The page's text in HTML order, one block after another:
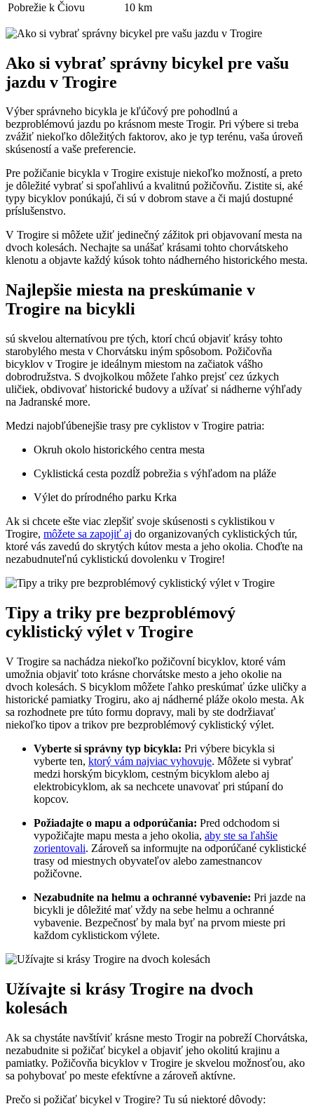
Pobrežie k Čiovu
10 km
Ako si vybrať správny bicykel pre vašu
jazdu v Trogire
Výber správneho bicykla je kľúčový pre pohodlnú a
bezproblémovú jazdu po krásnom meste Trogir. Pri výbere si treba
zvážiť niekoľko dôležitých faktorov, ako je typ terénu, vaša úroveň
skúseností a vaše preferencie.
Pre požičanie bicykla v Trogire existuje niekoľko možností, a preto
je dôležité vybrať si spoľahlivú a kvalitnú požičovňu. Zistite si, aké
typy bicyklov ponúkajú, či sú v dobrom stave a či majú dostupné
príslušenstvo.
V Trogire si môžete užiť jedinečný zážitok pri objavovaní mesta na
dvoch kolesách. Nechajte sa unášať krásami tohto chorvátskeho
klenotu a objavte každý kúsok tohto nádherného historického mesta.
Najlepšie miesta na preskúmanie v
Trogire na bicykli
sú skvelou alternatívou pre tých, ktorí chcú objaviť krásy tohto
starobylého mesta v Chorvátsku iným spôsobom. Požičovňa
bicyklov v Trogire je ideálnym miestom na začiatok vášho
dobrodružstva. S dvojkolkou môžete ľahko prejsť cez úzkych
uličiek, obdivovať historické budovy a užívať si nádherne výhľady
na Jadranské more.
Medzi najobľúbenejšie trasy pre cyklistov v Trogire patria:
Okruh okolo historického centra mesta
Cyklistická cesta pozdĺž pobrežia s výhľadom na pláže
Výlet do prírodného parku Krka
Ak si chcete ešte viac zlepšiť svoje skúsenosti s cyklistikou v
Trogire, môžete sa zapojiť aj do organizovaných cyklistických túr,
ktoré vás zavedú do skrytých kútov mesta a jeho okolia. Choďte na
nezabudnuteľnú cyklistickú dovolenku v Trogire!
Tipy a triky pre bezproblémový
cyklistický výlet v Trogire
V Trogire sa nachádza niekoľko požičovní bicyklov, ktoré vám
umožnia objaviť toto krásne chorvátske mesto a jeho okolie na
dvoch kolesách. S bicyklom môžete ľahko preskúmať úzke uličky a
historické pamiatky Trogiru, ako aj nádherné pláže okolo mesta. Ak
sa rozhodnete pre túto formu dopravy, mali by ste dodržiavať
niekoľko tipov a trikov pre bezproblémový cyklistický výlet.
Vyberte si správny typ bicykla: Pri výbere bicykla si
vyberte ten, ktorý vám najviac vyhovuje. Môžete si vybrať
medzi horským bicyklom, cestným bicyklom alebo aj
elektrobicyklom, ak sa nechcete unavovať pri stúpaní do
kopcov.
Požiadajte o mapu a odporúčania: Pred odchodom si
vypožičajte mapu mesta a jeho okolia, aby ste sa ľahšie
zorientovali. Zároveň sa informujte na odporúčané cyklistické
trasy od miestnych obyvateľov alebo zamestnancov
požičovne.
Nezabudnite na helmu a ochranné vybavenie: Pri jazde na
bicykli je dôležité mať vždy na sebe helmu a ochranné
vybavenie. Bezpečnosť by mala byť na prvom mieste pri
každom cyklistickom výlete.
Užívajte si krásy Trogire na dvoch
kolesách
Ak sa chystáte navštíviť krásne mesto Trogir na pobreží Chorvátska,
nezabudnite si požičať bicykel a objaviť jeho okolitú krajinu a
pamiatky. Požičovňa bicyklov v Trogire je skvelou možnosťou, ako
sa pohybovať po meste efektívne a zároveň aktívne.
Prečo si požičať bicykel v Trogire? Tu sú niektoré dôvody: